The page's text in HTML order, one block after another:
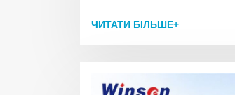
ЧИТАТИ БІЛЬШЕ+